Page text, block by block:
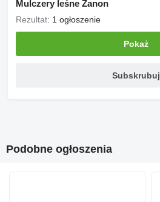
Mulczery leśne Zanon
Rezultat: 1 ogłoszenie
Pokaż
Subskrubuj
Podobne ogłoszenia